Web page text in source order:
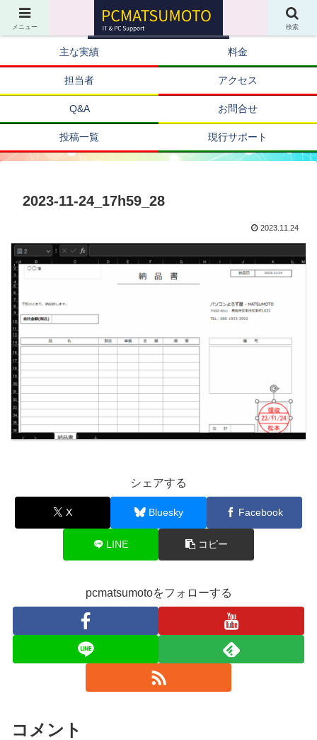
主な実績 料金
担当者 アクセス
Q&A お問合せ
投稿一覧 現行サポート
2023-11-24_17h59_28
2023.11.24
シェアする
X Bluesky Facebook
LINE コピー
pcmatsumotoをフォローする
コメント
メニュー 検索